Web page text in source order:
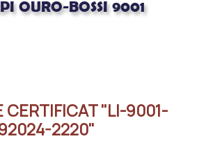
OURO-BOSSI 9001
CERTIFICAT "LI-9001-
2220"